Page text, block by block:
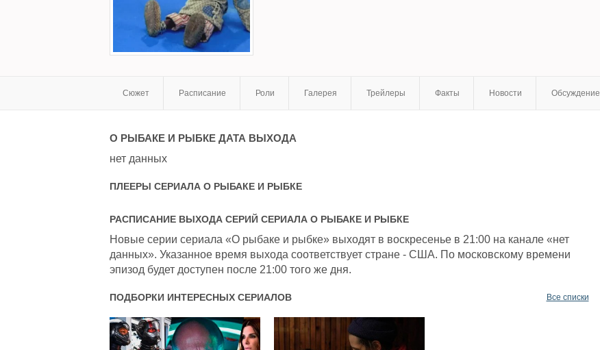
Сюжет Расписание Роли Галерея Трейлеры Факты Новости Обсуждение
О РЫБАКЕ И РЫБКЕДАТА ВЫХОДА
нет данных
ПЛЕЕРЫ СЕРИАЛА О РЫБАКЕ И РЫБКЕ
РАСПИСАНИЕ ВЫХОДА СЕРИЙ СЕРИАЛА О РЫБАКЕ И РЫБКЕ
Новые серии сериала «О рыбаке и рыбке» выходят в воскресенье в 21:00 на канале «нет
данных». Указанное время выхода соответствует стране - США. По московскому времени
эпизод будет доступен после 21:00 того же дня.
ПОДБОРКИ ИНТЕРЕСНЫХ СЕРИАЛОВ Все списки